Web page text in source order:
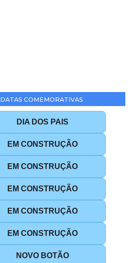
DATAS COMEMORATIVAS
DIA DOS PAIS
EM CONSTRUÇÃO
EM CONSTRUÇÃO
EM CONSTRUÇÃO
EM CONSTRUÇÃO
EM CONSTRUÇÃO
NOVO BOTÃO